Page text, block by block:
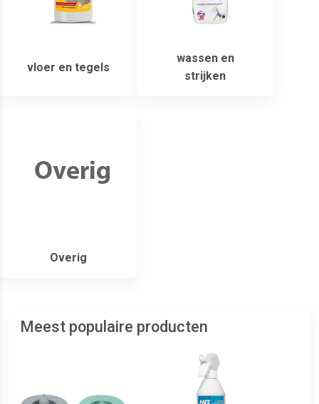
vloer en tegels
wassen en
strijken
Overig
Meest populaire producten